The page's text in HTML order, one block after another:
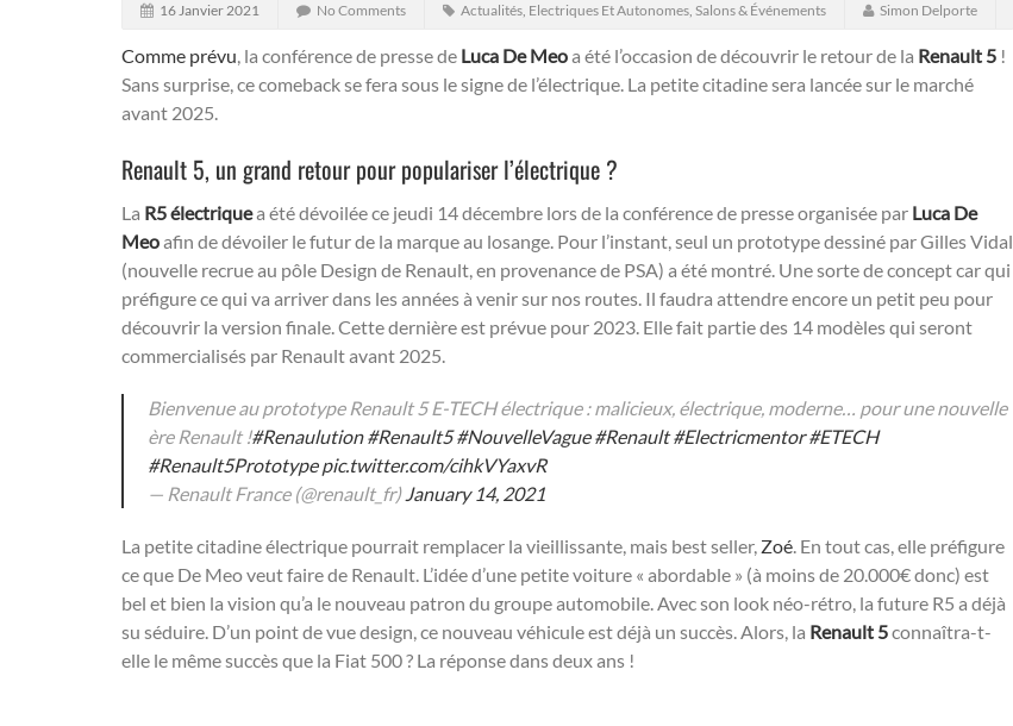
16 Janvier 2021 No Comments Actualités, Electriques Et Autonomes, Salons & Événements Simon Delporte
Comme prévu, la conférence de presse de Luca De Meoa été l’occasion de découvrir le retour de la Renault 5 !
Sans surprise, ce comeback se fera sous le signe de l’électrique. La petite citadine sera lancée sur le marché
avant 2025.
Renault 5, un grand retour pour populariser l’électrique ?
La R5 électriquea été dévoilée ce jeudi 14 décembre lors de la conférence de presse organisée par Luca De
Meoafin de dévoiler le futur de la marque au losange. Pour l’instant, seul un prototype dessiné par Gilles Vidal
(nouvelle recrue au pôle Design de Renault, en provenance de PSA) a été montré. Une sorte de concept car qui
préfigure ce qui va arriver dans les années à venir sur nos routes. Il faudra attendre encore un petit peu pour
découvrir la version finale. Cette dernière est prévue pour 2023. Elle fait partie des 14 modèles qui seront
commercialisés par Renault avant 2025.
Bienvenue au prototype Renault 5 E-TECH électrique : malicieux, électrique, moderne… pour une nouvelle
ère Renault !#Renaulution #Renault5 #NouvelleVague #Renault #Electricmentor #ETECH
#Renault5Prototype pic.twitter.com/cihkVYaxvR
— Renault France (@renault_fr)January 14, 2021
La petite citadine électrique pourrait remplacer la vieillissante, mais best seller, Zoé. En tout cas, elle préfigure
ce que De Meo veut faire de Renault. L’idée d’une petite voiture « abordable » (à moins de 20.000€ donc) est
bel et bien la vision qu’a le nouveau patron du groupe automobile. Avec son look néo-rétro, la future R5 a déjà
su séduire. D’un point de vue design, ce nouveau véhicule est déjà un succès. Alors, la Renault 5connaîtra-t-
elle le même succès que la Fiat 500 ? La réponse dans deux ans !